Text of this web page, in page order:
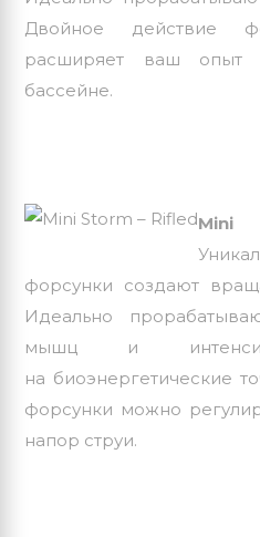
Двойное действие
расширяет ваш опыт
бассейне.
форсунки создают
Идеально
мышц и
на биоэнергетические
форсунки можно
напор струи.